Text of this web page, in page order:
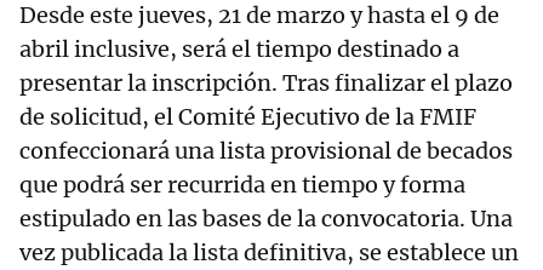
Desde este jueves, 21 de marzo y hasta el 9 de
abril inclusive, será el tiempo destinado a
presentar la inscripción. Tras finalizar el plazo
de solicitud, el Comité Ejecutivo de la FMIF
confeccionará una lista provisional de becados
que podrá ser recurrida en tiempo y forma
estipulado en las bases de la convocatoria. Una
vez publicada la lista definitiva, se establece un